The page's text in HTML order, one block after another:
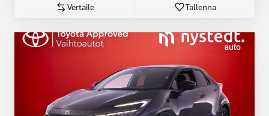
Vertaile Tallenna